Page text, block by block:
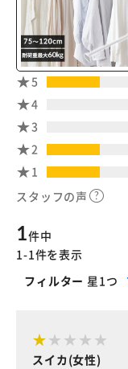
5
4
3
2
1
スタッフの声
1件中
1-1件を表示
フィルター 星1つ
スイカ(女性)